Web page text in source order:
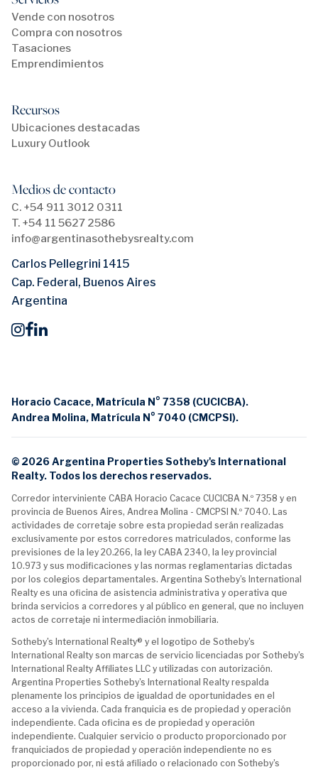
Vende con nosotros
Compra con nosotros
Tasaciones
Emprendimientos
Recursos
Ubicaciones destacadas
Luxury Outlook
Medios de contacto
C. +54 911 3012 0311
T. +54 11 5627 2586
info@argentinasothebysrealty.com
Carlos Pellegrini 1415
Cap. Federal, Buenos Aires
Argentina
Horacio Cacace, Matrícula N° 7358 (CUCICBA).
Andrea Molina, Matrícula N° 7040 (CMCPSI).
© 2026 Argentina Properties Sotheby's International
Realty. Todos los derechos reservados.
Corredor interviniente CABA Horacio Cacace CUCICBA N.º 7358 y en
provincia de Buenos Aires, Andrea Molina - CMCPSI N.º 7040. Las
actividades de corretaje sobre esta propiedad serán realizadas
exclusivamente por estos corredores matriculados, conforme las
previsiones de la ley 20.266, la ley CABA 2340, la ley provincial
10.973 y sus modificaciones y las normas reglamentarias dictadas
por los colegios departamentales. Argentina Sotheby's International
Realty es una oficina de asistencia administrativa y operativa que
brinda servicios a corredores y al público en general, que no incluyen
actos de corretaje ni intermediación inmobiliaria.
Sotheby's International Realty® y el logotipo de Sotheby's
International Realty son marcas de servicio licenciadas por Sotheby's
International Realty Affiliates LLC y utilizadas con autorización.
Argentina Properties Sotheby's International Realty respalda
plenamente los principios de igualdad de oportunidades en el
acceso a la vivienda. Cada franquicia es de propiedad y operación
independiente. Cada oficina es de propiedad y operación
independiente. Cualquier servicio o producto proporcionado por
franquiciados de propiedad y operación independiente no es
proporcionado por, ni está afiliado o relacionado con Sotheby's